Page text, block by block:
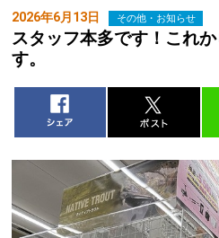
2026年6月13日 その他・お知らせ
スタッフ本多です！これ
す。